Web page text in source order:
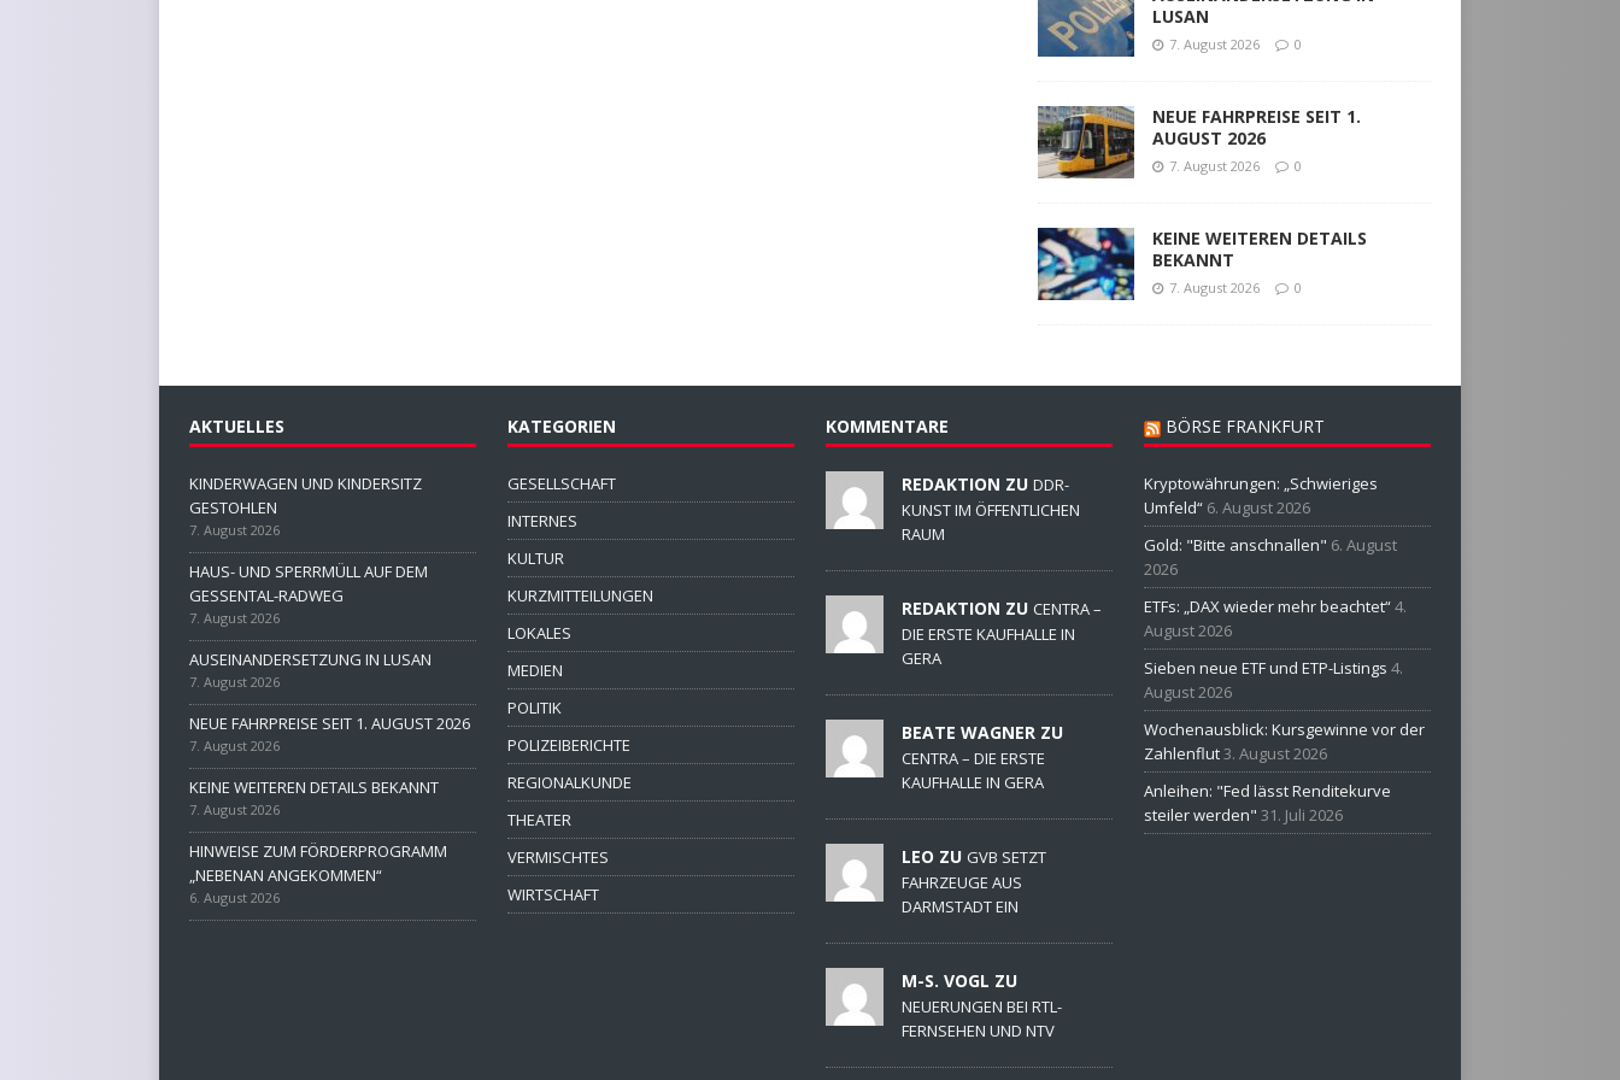
LUSAN
7. August 2026 0
NEUE FAHRPREISE SEIT 1.
AUGUST 2026
7. August 2026 0
KEINE WEITEREN DETAILS
BEKANNT
7. August 2026 0
AKTUELLES
KINDERWAGEN UND KINDERSITZ
GESTOHLEN
7. August 2026
HAUS- UND SPERRMÜLL AUF DEM
GESSENTAL-RADWEG
7. August 2026
AUSEINANDERSETZUNG IN LUSAN
7. August 2026
NEUE FAHRPREISE SEIT 1. AUGUST 2026
7. August 2026
KEINE WEITEREN DETAILS BEKANNT
7. August 2026
HINWEISE ZUM FÖRDERPROGRAMM
„NEBENAN ANGEKOMMEN“
6. August 2026
KATEGORIEN
GESELLSCHAFT
INTERNES
KULTUR
KURZMITTEILUNGEN
LOKALES
MEDIEN
POLITIK
POLIZEIBERICHTE
REGIONALKUNDE
THEATER
VERMISCHTES
WIRTSCHAFT
KOMMENTARE
REDAKTION ZU DDR-
KUNST IM ÖFFENTLICHEN
RAUM
REDAKTION ZU CENTRA –
DIE ERSTE KAUFHALLE IN
GERA
BEATE WAGNER ZU
CENTRA – DIE ERSTE
KAUFHALLE IN GERA
LEO ZU GVB SETZT
FAHRZEUGE AUS
DARMSTADT EIN
M-S. VOGL ZU
NEUERUNGEN BEI RTL-
FERNSEHEN UND NTV
BÖRSE FRANKFURT
Kryptowährungen: „Schwieriges
Umfeld“ 6. August 2026
Gold: "Bitte anschnallen" 6. August
2026
ETFs: „DAX wieder mehr beachtet“4.
August 2026
Sieben neue ETF und ETP-Listings 4.
August 2026
Wochenausblick: Kursgewinne vor der
Zahlenflut3. August 2026
Anleihen: "Fed lässt Renditekurve
steiler werden" 31. Juli 2026